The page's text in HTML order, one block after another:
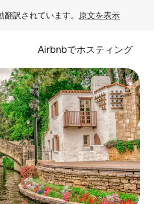
訳されています。 原文を表示
Airbnbでホスティング